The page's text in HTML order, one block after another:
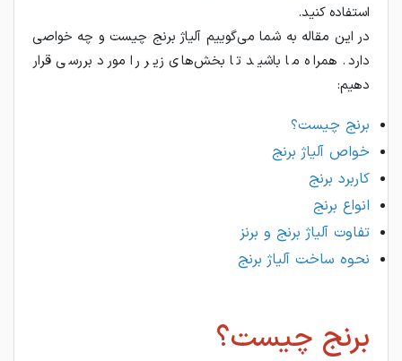
استفاده کنید.
در این مقاله به شما می‌گوییم آلیاژ برنج چیست و چه خواصی
دارد. همراه ما باشید تا بخش‌های زیر را مورد بررسی قرار
دهیم:
برنج چیست؟
خواص آلیاژ برنج
کاربرد برنج
انواع برنج
تفاوت آلیاژ برنج و برنز
نحوه ساخت آلیاژ برنج
برنج چیست؟